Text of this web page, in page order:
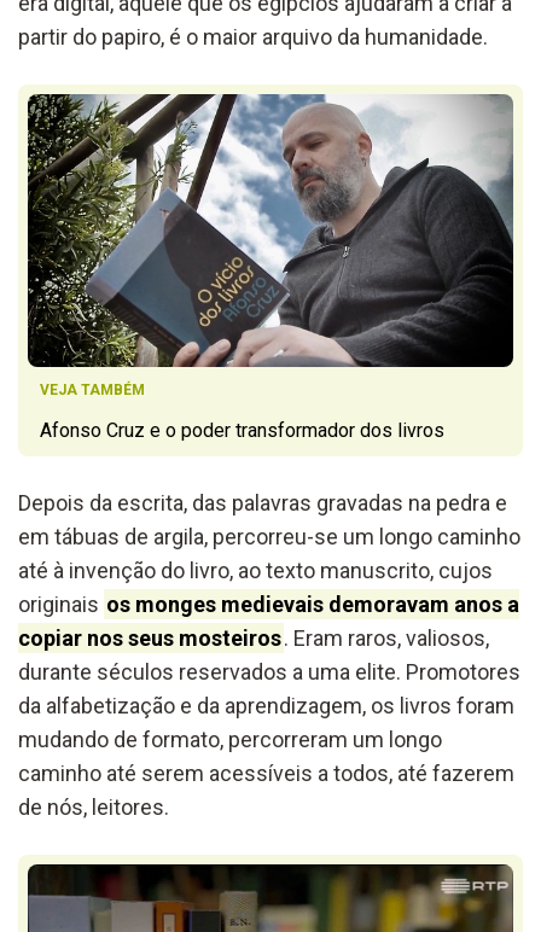
partir do papiro, é o maior arquivo da humanidade.
VEJA TAMBÉM
Afonso Cruz e o poder transformador dos livros
Depois da escrita, das palavras gravadas na pedra e
em tábuas de argila, percorreu-se um longo caminho
até à invenção do livro, ao texto manuscrito, cujos
originais os monges medievais demoravam anos a
copiar nos seus mosteiros. Eram raros, valiosos,
durante séculos reservados a uma elite. Promotores
da alfabetização e da aprendizagem, os livros foram
mudando de formato, percorreram um longo
caminho até serem acessíveis a todos, até fazerem
de nós, leitores.